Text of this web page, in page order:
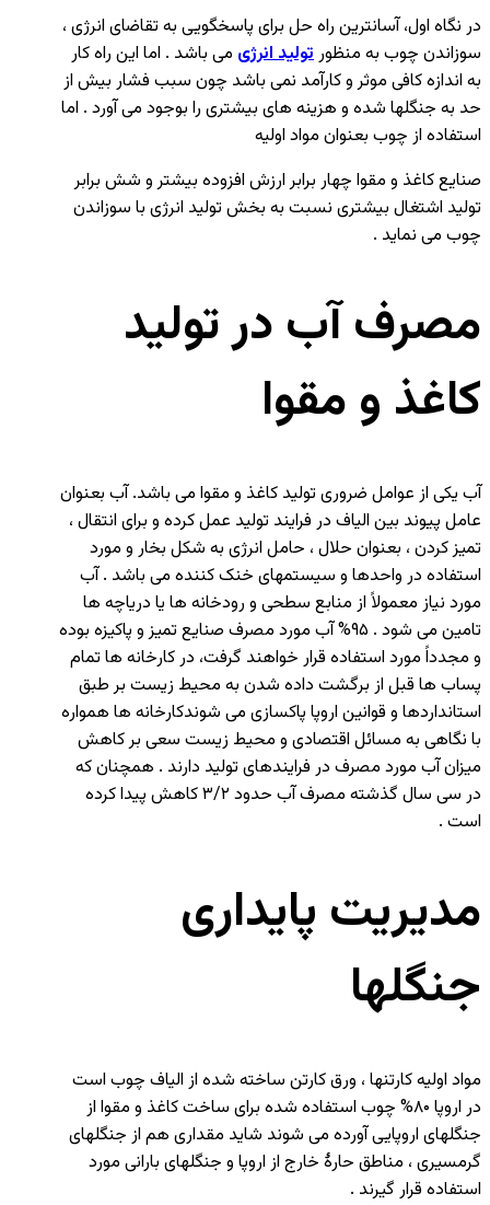
در نگاه اول، آسانترین راه حل برای پاسخگویی به تقاضای انرژی ،
سوزاندن چوب به منظورتولید انرژی می باشد . اما این راه کار
به اندازه کافی موثر و کارآمد نمی باشد چون سبب فشار بیش از
حد به جنگلها شده و هزینه های بیشتری را بوجود می آورد . اما
استفاده از چوب بعنوان مواد اولیه
صنایع کاغذ و مقوا چهار برابر ارزش افزوده بیشتر و شش برابر
تولید اشتغال بیشتری نسبت به بخش تولید انرژی با سوزاندن
چوب می نماید .
مصرف آب در تولید
کاغذ و مقوا
آب یکی از عوامل ضروری تولید کاغذ و مقوا می باشد. آب بعنوان
عامل پیوند بین الیاف در فرایند تولید عمل کرده و برای انتقال ،
تمیز کردن ، بعنوان حلال ، حامل انرژی به شکل بخار و مورد
استفاده در واحدها و سیستمهای خنک کننده می باشد . آب
مورد نیاز معمولاً از منابع سطحی و رودخانه ها یا دریاچه ها
تامین می شود . ۹۵% آب مورد مصرف صنایع تمیز و پاکیزه بوده
و مجدداً مورد استفاده قرار خواهند گرفت، در کارخانه ها تمام
پساب ها قبل از برگشت داده شدن به محیط زیست بر طبق
استانداردها و قوانین اروپا پاکسازی می شوندکارخانه ها همواره
با نگاهی به مسائل اقتصادی و محیط زیست سعی بر کاهش
میزان آب مورد مصرف در فرایندهای تولید دارند . همچنان که
در سی سال گذشته مصرف آب حدود ۳/۲ کاهش پیدا کرده
است .
مدیریت پایداری
جنگلها
مواد اولیه کارتنها ، ورق کارتن ساخته شده از الیاف چوب است
در اروپا ۸۰% چوب استفاده شده برای ساخت کاغذ و مقوا از
جنگلهای اروپایی آورده می شوند شاید مقداری هم از جنگلهای
گرمسیری ، مناطق حارۀ خارج از اروپا و جنگلهای بارانی مورد
استفاده قرار گیرند .